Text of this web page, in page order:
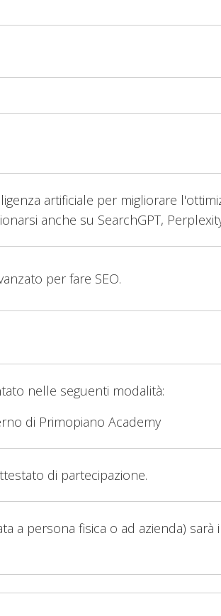
artificiale per migliorare
anche su SearchGPT,
per fare SEO.
nelle seguenti modalità:
di Primopiano Academy
di partecipazione.
a persona fisica o ad azienda)